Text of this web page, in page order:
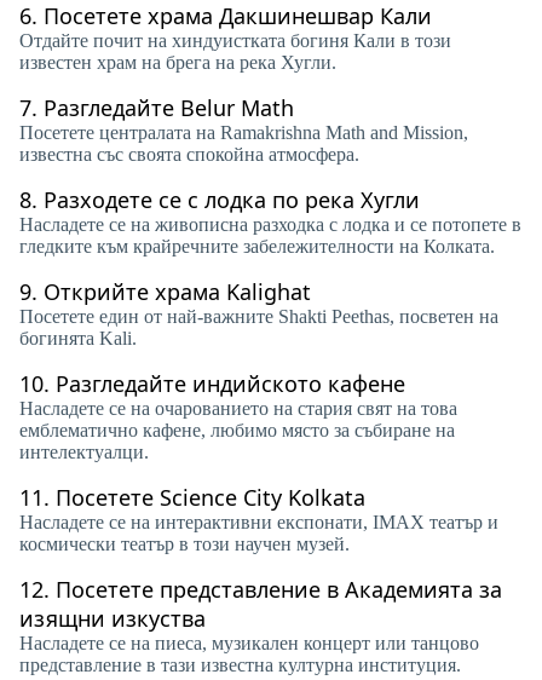
6. Посетете храма Дакшинешвар Кали
Отдайте почит на хиндуистката богиня Кали в този
известен храм на брега на река Хугли.
7. Разгледайте Belur Math
Посетете централата на Ramakrishna Math and Mission,
известна със своята спокойна атмосфера.
8. Разходете се с лодка по река Хугли
Насладете се на живописна разходка с лодка и се потопете в
гледките към крайречните забележителности на Колката.
9. Открийте храма Kalighat
Посетете един от най-важните Shakti Peethas, посветен на
богинята Kali.
10. Разгледайте индийското кафене
Насладете се на очарованието на стария свят на това
емблематично кафене, любимо място за събиране на
интелектуалци.
11. Посетете Science City Kolkata
Насладете се на интерактивни експонати, IMAX театър и
космически театър в този научен музей.
12. Посетете представление в Академията за
изящни изкуства
Насладете се на пиеса, музикален концерт или танцово
представление в тази известна културна институция.